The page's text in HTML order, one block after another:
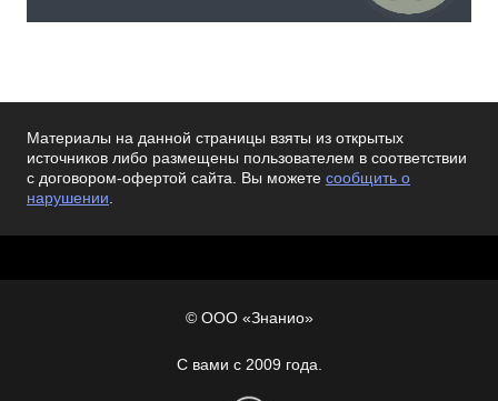
Материалы на данной страницы взяты из открытых
источников либо размещены пользователем в соответствии
с договором-офертой сайта. Вы можете сообщить о
нарушении.
© ООО «Знанио»
С вами с 2009 года.